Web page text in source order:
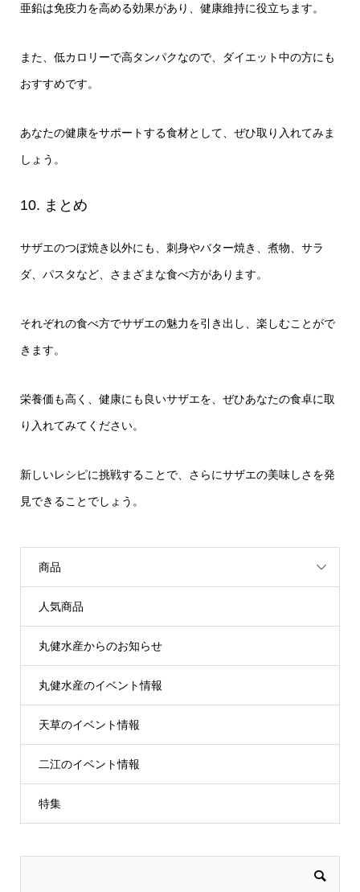
亜鉛は免疫力を高める効果があり、健康維持に役立ちます。
また、低カロリーで高タンパクなので、ダイエット中の方にも
おすすめです。
あなたの健康をサポートする食材として、ぜひ取り入れてみま
しょう。
10. まとめ
サザエのつぼ焼き以外にも、刺身やバター焼き、煮物、サラ
ダ、パスタなど、さまざまな食べ方があります。
それぞれの食べ方でサザエの魅力を引き出し、楽しむことがで
きます。
栄養価も高く、健康にも良いサザエを、ぜひあなたの食卓に取
り入れてみてください。
新しいレシピに挑戦することで、さらにサザエの美味しさを発
見できることでしょう。
商品
人気商品
丸健水産からのお知らせ
丸健水産のイベント情報
天草のイベント情報
二江のイベント情報
特集